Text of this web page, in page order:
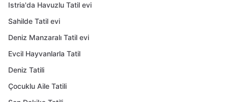
Istria'da Havuzlu Tatil evi
Sahilde Tatil evi
Deniz Manzaralı Tatil evi
Evcil Hayvanlarla Tatil
Deniz Tatili
Çocuklu Aile Tatili